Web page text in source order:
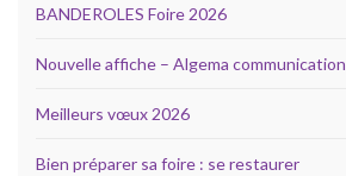
BANDEROLES Foire 2026
Nouvelle affiche – Algema communication
Meilleurs vœux 2026
Bien préparer sa foire : se restaurer